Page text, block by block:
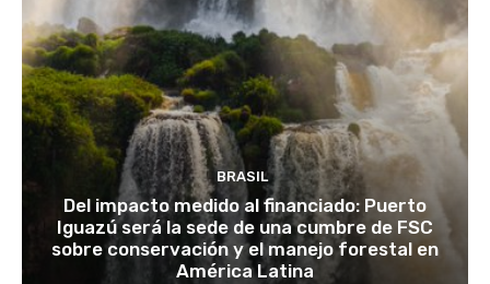
BRASIL
Del impacto medido al financiado: Puerto
Iguazú será la sede de una cumbre de FSC
sobre conservación y el manejo forestal en
América Latina